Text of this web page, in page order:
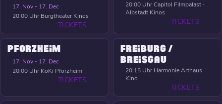
17. Nov - 17. Dec
20:00 Uhr Burgtheater Kinos
TICKETS
20:00 UhrCapitol Filmpalast ·
Albstadt Kinos
TICKETS
PFORZHEIM
17. Nov - 17. Dec
20:00 Uhr KoKi Pforzheim
TICKETS
FREIBURG /
BREISGAU
20:15 Uhr Harmonie Arthaus
Kino
TICKETS